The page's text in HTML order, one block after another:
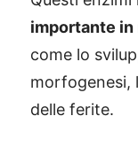
importante
come lo
morfogenesi,
delle ferite.